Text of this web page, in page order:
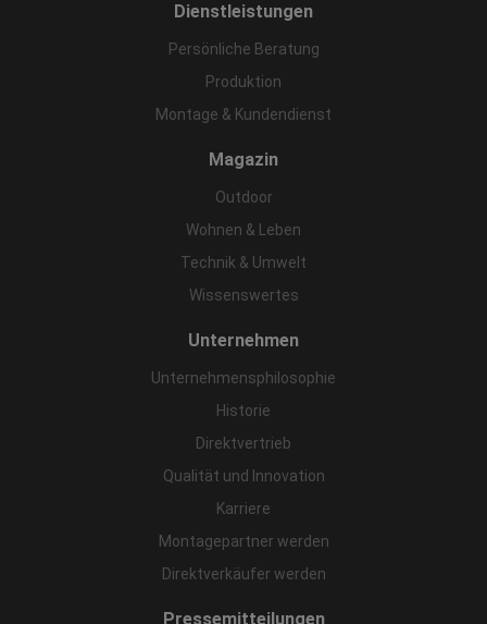
Dienstleistungen
Persönliche Beratung
Produktion
Montage & Kundendienst
Magazin
Outdoor
Wohnen & Leben
Technik & Umwelt
Wissenswertes
Unternehmen
Unternehmensphilosophie
Historie
Direktvertrieb
Qualität und Innovation
Karriere
Montagepartner werden
Direktverkäufer werden
Pressemitteilungen